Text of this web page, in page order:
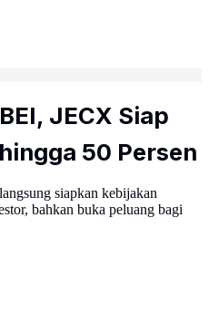
JECX Siap
50 Persen
siapkan kebijakan
bahkan buka peluang bagi